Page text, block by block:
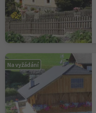
Na vyžádání